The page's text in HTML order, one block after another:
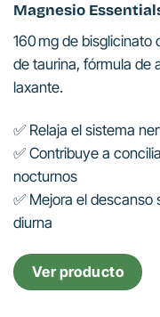
Magnesio
160 mg de
de taurina, fórmula de
laxante.
✅ Relaja el sistema
✅ Contribuye a
nocturnos
✅ Mejora el descanso
diurna
Ver producto